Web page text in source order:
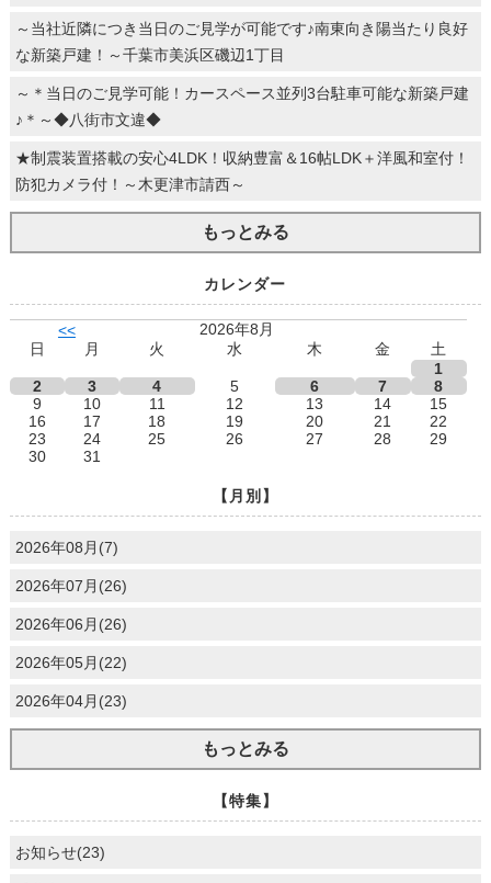
～当社近隣につき当日のご見学が可能です♪南東向き陽当たり良好
な新築戸建！～千葉市美浜区磯辺1丁目
～＊当日のご見学可能！カースペース並列3台駐車可能な新築戸建
♪＊～◆八街市文違◆
★制震装置搭載の安心4LDK！収納豊富＆16帖LDK＋洋風和室付！
防犯カメラ付！～木更津市請西～
もっとみる
カレンダー
<<
2026年8月
日
月 火 水 木 金
土
1
2
3 4 5 6 7
8
9
10 11 12 13 14
15
16
17 18 19 20 21
22
23
24 25 26 27 28
29
30
31
【月別】
2026年08月(7)
2026年07月(26)
2026年06月(26)
2026年05月(22)
2026年04月(23)
もっとみる
【特集】
お知らせ(23)